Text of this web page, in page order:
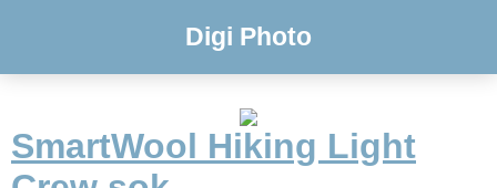
Digi Photo
SmartWool Hiking Light